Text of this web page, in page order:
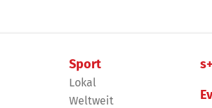
Sport
Lokal
Weltweit